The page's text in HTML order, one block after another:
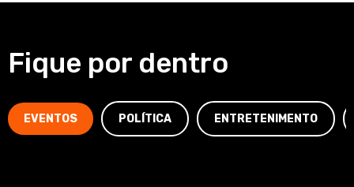
Fique por dentro
EVENTOS POLÍTICA ENTRETENIMENTO